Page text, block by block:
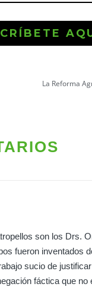
La Reforma
son los Drs.
fueron inventados
sucio de
fáctica que no